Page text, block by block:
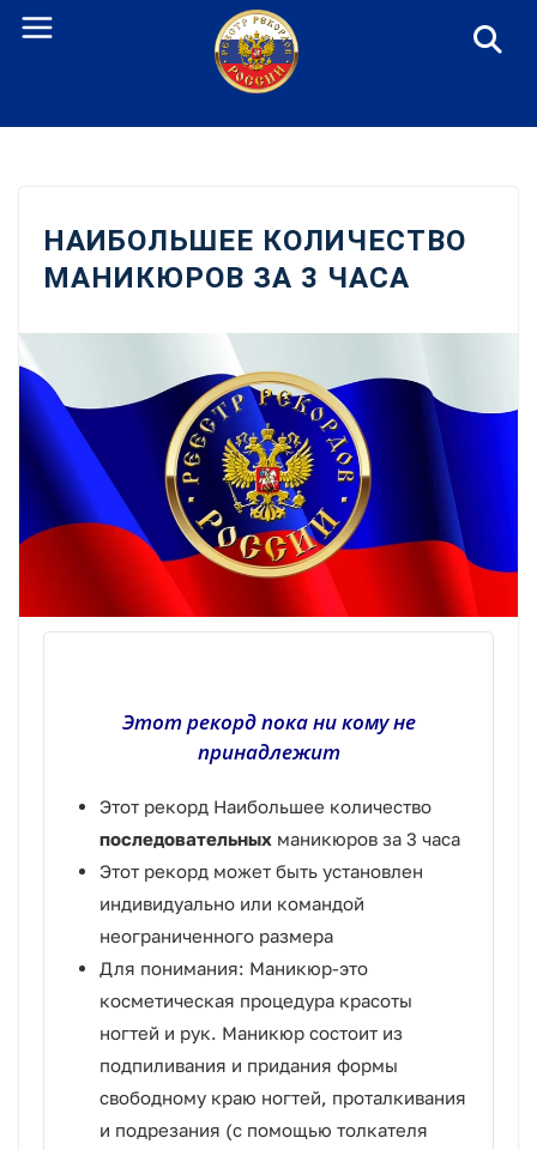
Перейти
НАИБОЛЬШЕЕ КОЛИЧЕСТВО
МАНИКЮРОВ ЗА 3 ЧАСА
Этот рекорд пока ни кому не
принадлежит
Этот рекорд Наибольшее количество
последовательных маникюров за 3 часа
Этот рекорд может быть установлен
индивидуально или командой
неограниченного размера
Для понимания: Маникюр-это
косметическая процедура красоты
ногтей и рук. Маникюр состоит из
подпиливания и придания формы
свободному краю ногтей, проталкивания
и подрезания (с помощью толкателя